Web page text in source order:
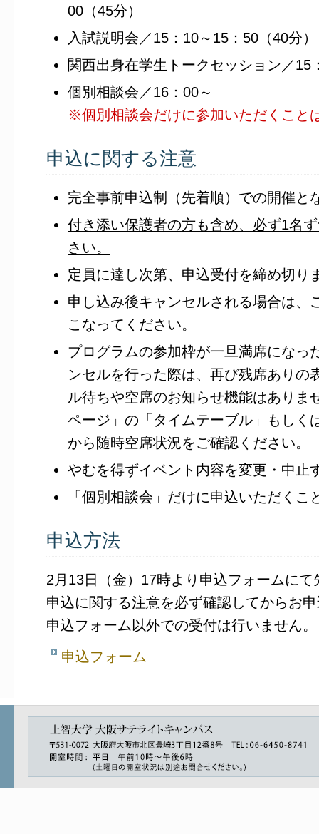
00（45分）
入試説明会／15：10～15：50（40分）
関西出身在学生トークセッション／15
個別相談会／16：00～
※個別相談会だけに参加いただくこと
申込に関する注意
完全事前申込制（先着順）での開催と
付き添い保護者の方も含め、必ず1名
さい。
定員に達し次第、申込受付を締め切り
申し込み後キャンセルされる場合は、
こなってください。
プログラムの参加枠が一旦満席になっ
ンセルを行った際は、再び残席ありの
ル待ちや空席のお知らせ機能はありま
ページ」の「タイムテーブル」もしく
から随時空席状況をご確認ください。
やむを得ずイベント内容を変更・中止
「個別相談会」だけに申込いただくこ
申込方法
2月13日（金）17時より申込フォームに
申込に関する注意を必ず確認してからお
申込フォーム以外での受付は行いません。
申込フォーム